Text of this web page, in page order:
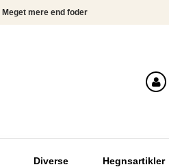
Meget mere end foder
Diverse Hegnsartikler